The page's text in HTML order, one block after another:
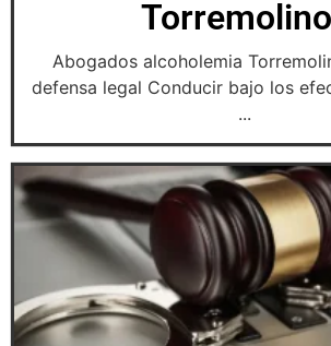
Abogados alcoholemia
defensa legal Conducir bajo los
...